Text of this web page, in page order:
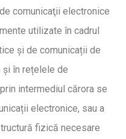
comunicaţii electronice
utilizate în cadrul
și de comunicații de
și în rețelele de
intermediul cărora se
electronice, sau a
fizică necesare